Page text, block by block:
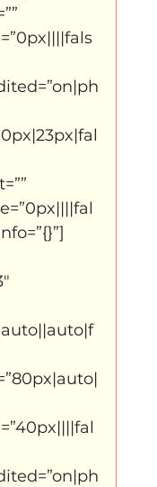
Power
Night's Dance
ho...
te zien